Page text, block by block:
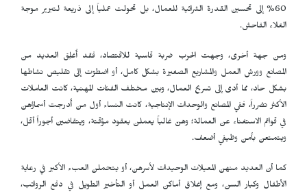
60% إلى تحسين القدرة الشرائية للعمال، بل تحولت عملياً إلى ذريعة لتبرير موجة
الغلاء الفاحش.
ومن جهة أخرى، وجهت الحرب ضربة قاسية للاقتصاد، فقد أُغلِق العديد من
المصانع وورش العمل والمشاريع الصغيرة بشكل كامل، أو اضطرّت إلى تقليص نشاطها
بشكل حاد، مما أدى إلى تسريح العمال، وبين مختلف الفئات المهنية، كانت العاملات
الأكثر تضرراً، ففي المصانع والوحدات الإنتاجية، كانت النساء أول من أُدرجت أسماؤهن
في قوائم الاستغناء عن العمالة؛ وهنّ غالباً يعملن بعقود مؤقتة، ويتقاضين أجوراً أقل،
ويتمتعن بأمن وظيفي أضعف.
كما أن العديد منهن المعيلات الوحيدات لأسرهن، أو يتحملن العبء الأكبر في رعاية
الأطفال وكبار السن، ومع إغلاق أماكن العمل أو التأخير الطويل في دفع الرواتب،